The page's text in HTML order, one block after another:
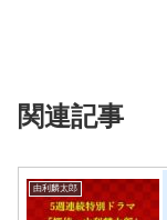
関連記事
由利麟太郎